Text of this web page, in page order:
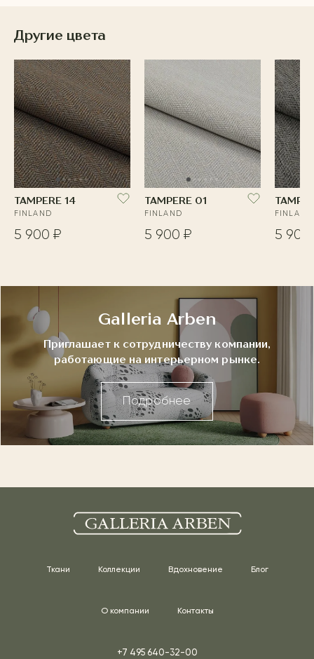
Другие цвета
TAMPERE 14
FINLAND
5 900 ₽
TAMPERE 01
FINLAND
5 900 ₽
FINLAND
5 900
Galleria Arben
Приглашает к сотрудничеству компании,
работающие на интерьерном рынке.
Подробнее
Ткани Коллекции Вдохновение Блог
О компании Контакты
+7 495 640-32-00